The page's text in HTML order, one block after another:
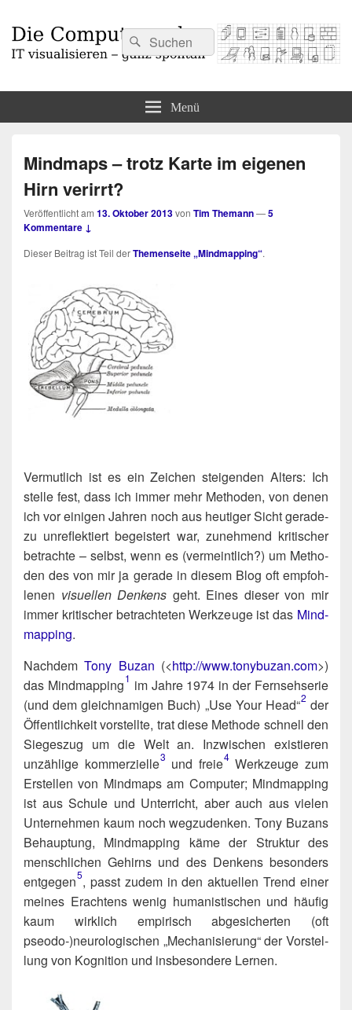
Suchen
nach:
Suchen
Menü
Mindmaps – trotz Karte im eigenen
Hirn verirrt?
Veröffentlicht am 13. Oktober 2013von Tim Themann—5
Kommentare ↓
Die­ser Bei­trag ist Teil derThe­men­sei­te „Mind­map­ping“.
Ver­mut­lich ist es ein Zei­chen stei­gen­den Alters: Ich
stel­le fest, dass ich immer mehr Metho­den, von denen
ich vor eini­gen Jah­ren noch aus heu­ti­ger Sicht gera­de­
zu unre­flek­tiert begeis­tert war, zuneh­mend kri­ti­scher
betrach­te – selbst, wenn es (ver­meint­lich?) um Metho­
den des von mir ja gera­de in die­sem Blog oft emp­foh­
le­nen visu­el­len Den­kens geht. Eines die­ser von mir
immer kri­ti­scher betrach­te­ten Werk­zeu­ge ist das Mind­
map­ping.
Nach­demTony Buzan (<http://​www​.tony​bu​zan​.com>)
das Mindmapping​1 im Jah­re 1974 in der Fern­seh­se­rie
(und dem gleich­na­mi­gen Buch) „Use Your Head“​2 der
Öffent­lich­keit vor­stell­te, trat die­se Metho­de schnell den
Sie­ges­zug um die Welt an. Inzwi­schen exis­tie­ren
unzäh­li­ge kommerzielle​3 und freie​4Werk­zeu­ge zum
Erstel­len von Mind­maps am Com­pu­ter; Mind­map­ping
ist aus Schu­le und Unter­richt, aber auch aus vie­len
Unter­neh­men kaum noch weg­zu­den­ken. Tony Buzans
Behaup­tung, Mind­map­ping käme der Struk­tur des
mensch­li­chen Gehirns und des Den­kens beson­ders
entgegen​5, passt zudem in den aktu­el­len Trend einer
mei­nes Erach­tens wenig huma­nis­ti­schen und häu­fig
kaum wirk­lich empi­risch abge­si­cher­ten (oft
pseodo‑)neurologischen „Mecha­ni­sie­rung“ der Vor­stel­
lung von Kogni­ti­on und ins­be­son­de­re Lernen.